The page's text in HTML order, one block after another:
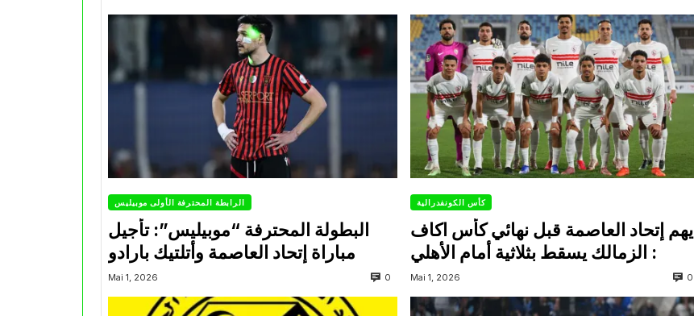
الرابطة المحترفة الأولى موبيليس
البطولة المحترفة “موبيليس”: تأجيل
مباراة إتحاد العاصمة وأتلتيك بارادو
Mai 1, 2026 0
كأس الكونفدرالية
يهم إتحاد العاصمة قبل نهائي كأس اكاف
Mai 1, 2026 0